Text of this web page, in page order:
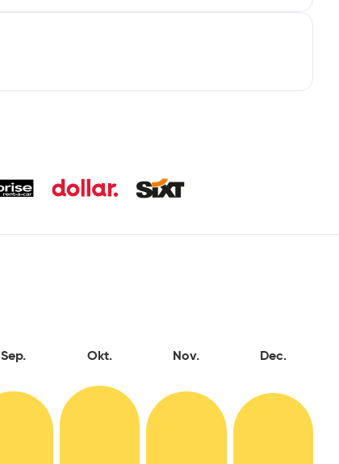
Sep. Okt. Nov. Dec.